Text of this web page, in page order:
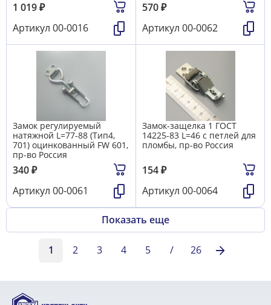
1 019₽
Артикул 00-0016
570₽
Артикул 00-0062
Замок регулируемый
натяжной L=77-88 (Тип4,
701) оцинкованный FW 601,
пр-во Россия
340₽
Артикул 00-0061
Замок-защелка 1 ГОСТ
14225-83 L=46 с петлей для
пломбы, пр-во Россия
154₽
Артикул 00-0064
Показать еще
1 2 3 4 5 / 26